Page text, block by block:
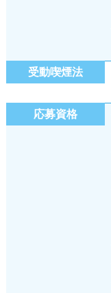
受動喫煙法
応募資格